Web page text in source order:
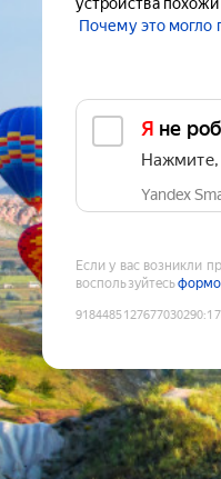
устройства
Почему это могло
Я не
Нажмите,
Yandex
Если у вас возникли
воспользуйтесь
9184485127677030290: